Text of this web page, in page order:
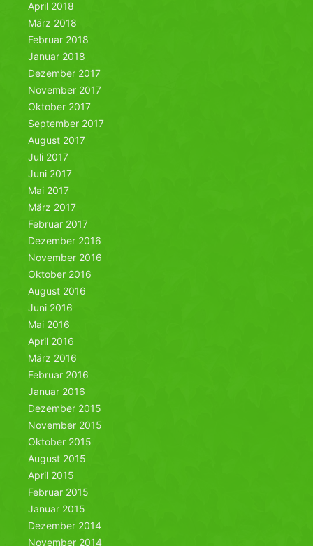
April 2018
März 2018
Februar 2018
Januar 2018
Dezember 2017
November 2017
Oktober 2017
September 2017
August 2017
Juli 2017
Juni 2017
Mai 2017
März 2017
Februar 2017
Dezember 2016
November 2016
Oktober 2016
August 2016
Juni 2016
Mai 2016
April 2016
März 2016
Februar 2016
Januar 2016
Dezember 2015
November 2015
Oktober 2015
August 2015
April 2015
Februar 2015
Januar 2015
Dezember 2014
November 2014